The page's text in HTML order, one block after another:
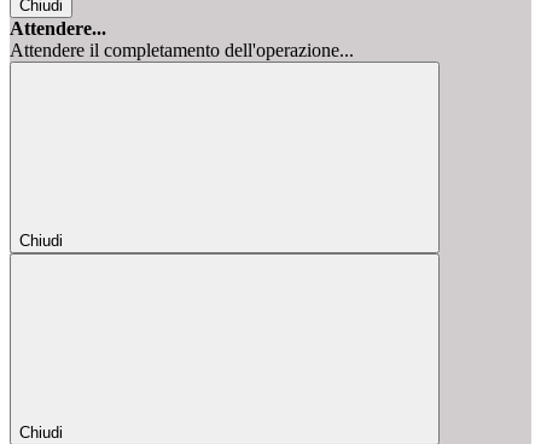
Chiudi
Attendere...
Attendere il completamento dell'operazione...
Chiudi
Chiudi